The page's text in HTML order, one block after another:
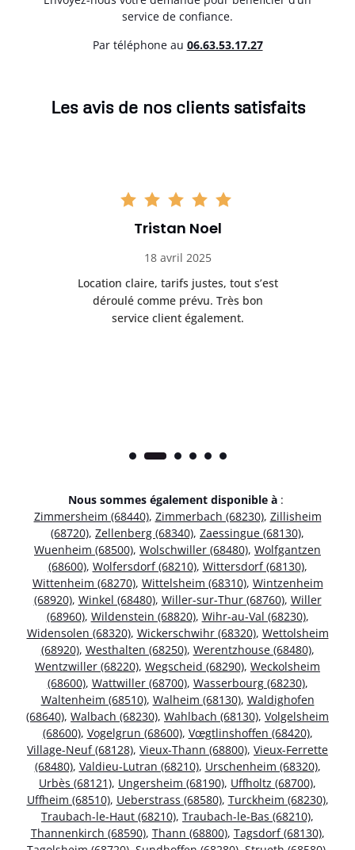
service de confiance.
Par téléphone au 06.63.53.17.27
Les avis de nos clients satisfaits
Tristan Noel
18 avril 2025
Location claire, tarifs justes, tout s’est
déroulé comme prévu. Très bon
service client également.
Nous sommes également disponible à :
Zimmersheim (68440), Zimmerbach (68230), Zillisheim
(68720), Zellenberg (68340), Zaessingue (68130),
Wuenheim (68500), Wolschwiller (68480), Wolfgantzen
(68600), Wolfersdorf (68210), Wittersdorf (68130),
Wittenheim (68270), Wittelsheim (68310), Wintzenheim
(68920), Winkel (68480), Willer-sur-Thur (68760), Willer
(68960), Wildenstein (68820), Wihr-au-Val (68230),
Widensolen (68320), Wickerschwihr (68320), Wettolsheim
(68920), Westhalten (68250), Werentzhouse (68480),
Wentzwiller (68220), Wegscheid (68290), Weckolsheim
(68600), Wattwiller (68700), Wasserbourg (68230),
Waltenheim (68510), Walheim (68130), Waldighofen
(68640), Walbach (68230), Wahlbach (68130), Volgelsheim
(68600), Vogelgrun (68600), Vœgtlinshoffen (68420),
Village-Neuf (68128), Vieux-Thann (68800), Vieux-Ferrette
(68480), Valdieu-Lutran (68210), Urschenheim (68320),
Urbès (68121), Ungersheim (68190), Uffholtz (68700),
Uffheim (68510), Ueberstrass (68580), Turckheim (68230),
Traubach-le-Haut (68210), Traubach-le-Bas (68210),
Thannenkirch (68590), Thann (68800), Tagsdorf (68130),